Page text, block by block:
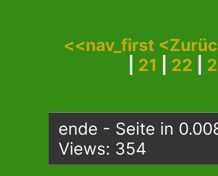
<<nav_first
21 22
ende - Seite in
Views: 354